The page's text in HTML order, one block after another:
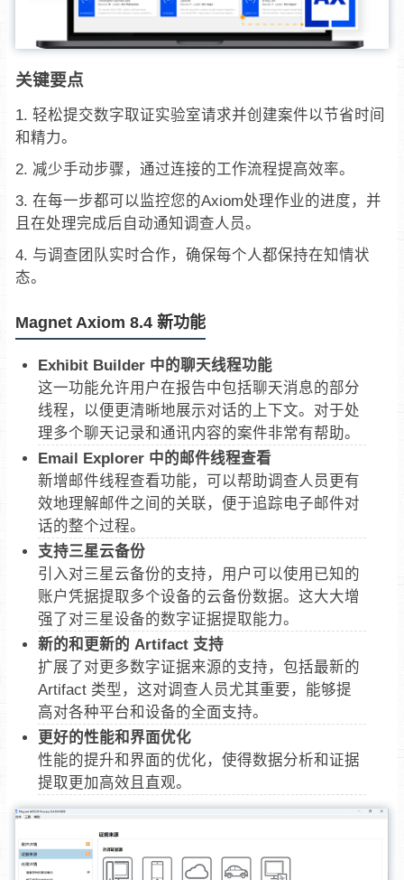
关键要点
轻松提交数字取证实验室请求并创建案件以节省时间
和精力。
减少手动步骤，通过连接的工作流程提高效率。
在每一步都可以监控您的Axiom处理作业的进度，并
且在处理完成后自动通知调查人员。
与调查团队实时合作，确保每个人都保持在知情状
态。
Magnet Axiom 8.4 新功能
Exhibit Builder 中的聊天线程功能
这一功能允许用户在报告中包括聊天消息的部分
线程，以便更清晰地展示对话的上下文。对于处
理多个聊天记录和通讯内容的案件非常有帮助。
Email Explorer 中的邮件线程查看
新增邮件线程查看功能，可以帮助调查人员更有
效地理解邮件之间的关联，便于追踪电子邮件对
话的整个过程。
支持三星云备份
引入对三星云备份的支持，用户可以使用已知的
账户凭据提取多个设备的云备份数据。这大大增
强了对三星设备的数字证据提取能力。
新的和更新的 Artifact 支持
扩展了对更多数字证据来源的支持，包括最新的
Artifact 类型，这对调查人员尤其重要，能够提
高对各种平台和设备的全面支持。
更好的性能和界面优化
性能的提升和界面的优化，使得数据分析和证据
提取更加高效且直观。